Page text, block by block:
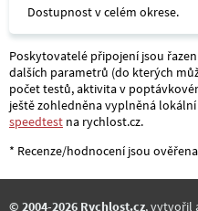
Dostupnost v celém okrese.
Poskytovatelé připojení jsou
dalších parametrů (do kterých
počet testů, aktivita v
ještě zohledněna vyplněná
speedtest na rychlost.cz.
* Recenze/hodnocení jsou
© 2004-2026 Rychlost.cz, vytvořil